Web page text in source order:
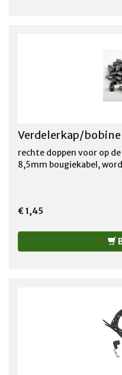
Verdelerkap/bobine
rechte doppen voor op
8,5mm bougiekabel,
€ 1,45